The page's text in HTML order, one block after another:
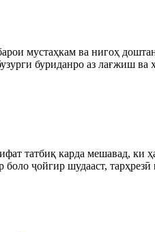
мустаҳкам ва нигоҳ
буриданро аз лағжиш ва
татбиқ карда мешавад, ки
боло ҷойгир шудааст,